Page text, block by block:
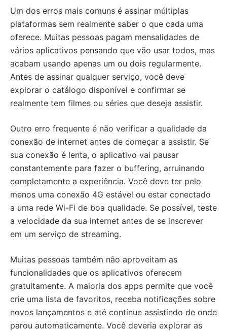
Um dos erros mais comuns é assinar múltiplas
plataformas sem realmente saber o que cada uma
oferece. Muitas pessoas pagam mensalidades de
vários aplicativos pensando que vão usar todos, mas
acabam usando apenas um ou dois regularmente.
Antes de assinar qualquer serviço, você deve
explorar o catálogo disponível e confirmar se
realmente tem filmes ou séries que deseja assistir.
Outro erro frequente é não verificar a qualidade da
conexão de internet antes de começar a assistir. Se
sua conexão é lenta, o aplicativo vai pausar
constantemente para fazer o buffering, arruinando
completamente a experiência. Você deve ter pelo
menos uma conexão 4G estável ou estar conectado
a uma rede Wi-Fi de boa qualidade. Se possível, teste
a velocidade da sua internet antes de se inscrever
em um serviço de streaming.
Muitas pessoas também não aproveitam as
funcionalidades que os aplicativos oferecem
gratuitamente. A maioria dos apps permite que você
crie uma lista de favoritos, receba notificações sobre
novos lançamentos e até continue assistindo de onde
parou automaticamente. Você deveria explorar as